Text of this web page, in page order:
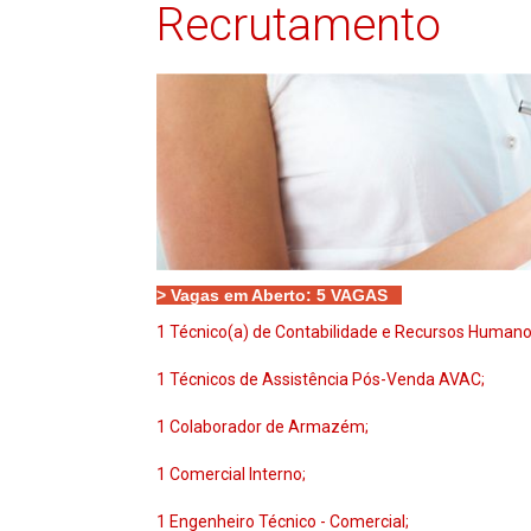
Recrutamento
> Vagas em Aberto: 5 VAGAS
1 Técnico(a) de Contabilidade e Recursos
1 Técnicos de Assistência Pós-Venda AVAC;
1 Colaborador de Armazém;
1 Comercial Interno;
1 Engenheiro Técnico - Comercial;